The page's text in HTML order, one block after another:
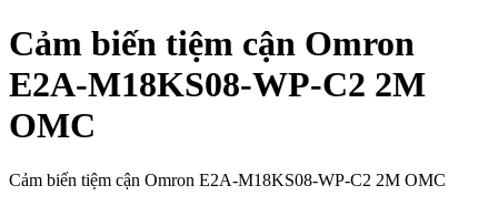
Cảm biến tiệm cận Omron
E2A-M18KS08-WP-C2 2M
OMC
Cảm biến tiệm cận Omron E2A-M18KS08-WP-C2 2M OMC